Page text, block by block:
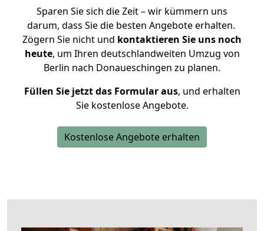
Sparen Sie sich die Zeit – wir kümmern uns
darum, dass Sie die besten Angebote erhalten.
Zögern Sie nicht und kontaktieren Sie uns noch
heute, um Ihren deutschlandweiten Umzug von
Berlin nach Donaueschingen zu planen.
Füllen Sie jetzt das Formular aus, und erhalten
Sie kostenlose Angebote.
Kostenlose Angebote erhalten